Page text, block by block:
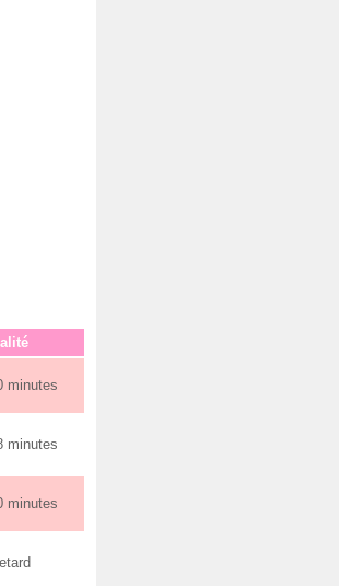
minutes
minutes
minutes